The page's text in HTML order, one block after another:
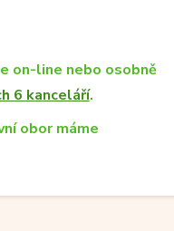
on-line nebo osobně
6 kanceláří.
obor máme